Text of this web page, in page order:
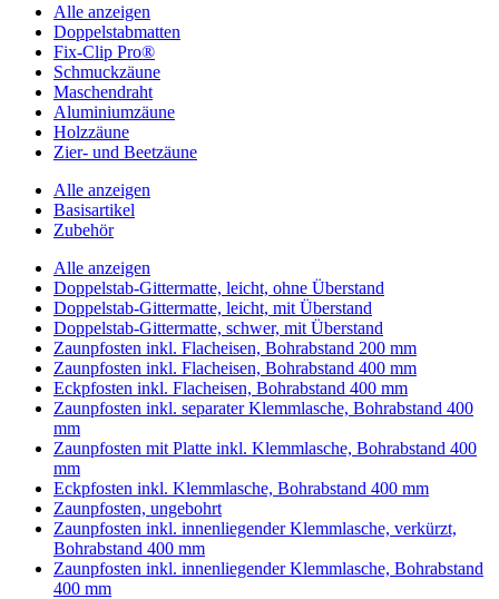
Alle anzeigen
Doppelstabmatten
Fix-Clip Pro®
Schmuckzäune
Maschendraht
Aluminiumzäune
Holzzäune
Zier- und Beetzäune
Alle anzeigen
Basisartikel
Zubehör
Alle anzeigen
Doppelstab-Gittermatte, leicht, ohne Überstand
Doppelstab-Gittermatte, leicht, mit Überstand
Doppelstab-Gittermatte, schwer, mit Überstand
Zaunpfosten inkl. Flacheisen, Bohrabstand 200 mm
Zaunpfosten inkl. Flacheisen, Bohrabstand 400 mm
Eckpfosten inkl. Flacheisen, Bohrabstand 400 mm
Zaunpfosten inkl. separater Klemmlasche, Bohrabstand 400
mm
Zaunpfosten mit Platte inkl. Klemmlasche, Bohrabstand 400
mm
Eckpfosten inkl. Klemmlasche, Bohrabstand 400 mm
Zaunpfosten, ungebohrt
Zaunpfosten inkl. innenliegender Klemmlasche, verkürzt,
Bohrabstand 400 mm
Zaunpfosten inkl. innenliegender Klemmlasche, Bohrabstand
400 mm